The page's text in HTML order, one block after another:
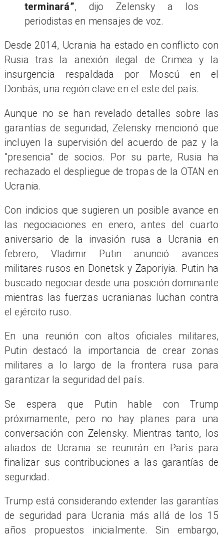
terminará”, dijo Zelensky a los
periodistas en mensajes de voz.
Desde 2014, Ucrania ha estado en conflicto con
Rusia tras la anexión ilegal de Crimea y la
insurgencia respaldada por Moscú en el
Donbás, una región clave en el este del país.
Aunque no se han revelado detalles sobre las
garantías de seguridad, Zelensky mencionó que
incluyen la supervisión del acuerdo de paz y la
"presencia" de socios. Por su parte, Rusia ha
rechazado el despliegue de tropas de la OTAN en
Ucrania.
Con indicios que sugieren un posible avance en
las negociaciones en enero, antes del cuarto
aniversario de la invasión rusa a Ucrania en
febrero, Vladimir Putin anunció avances
militares rusos en Donetsk y Zaporiyia. Putin ha
buscado negociar desde una posición dominante
mientras las fuerzas ucranianas luchan contra
el ejército ruso.
En una reunión con altos oficiales militares,
Putin destacó la importancia de crear zonas
militares a lo largo de la frontera rusa para
garantizar la seguridad del país.
Se espera que Putin hable con Trump
próximamente, pero no hay planes para una
conversación con Zelensky. Mientras tanto, los
aliados de Ucrania se reunirán en París para
finalizar sus contribuciones a las garantías de
seguridad.
Trump está considerando extender las garantías
de seguridad para Ucrania más allá de los 15
años propuestos inicialmente. Sin embargo,